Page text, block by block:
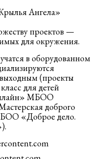
Ангела»
проектов —
для окружения.
в оборудованном
(проекты
для детей
МБОО
доброго
«Доброе дело.